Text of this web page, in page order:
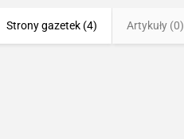
Strony gazetek (4) Artykuły (0)